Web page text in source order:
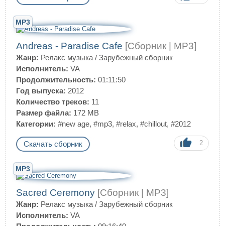
MP3
Andreas - Paradise Cafe [Сборник | MP3]
Жанр: Релакс музыка / Зарубежный сборник
Исполнитель: VA
Продолжительность: 01:11:50
Год выпуска: 2012
Количество треков: 11
Размер файла: 172 MB
Категории: #new age, #mp3, #relax, #chillout, #2012
Скачать сборник 2
MP3
Sacred Ceremony [Сборник | MP3]
Жанр: Релакс музыка / Зарубежный сборник
Исполнитель: VA